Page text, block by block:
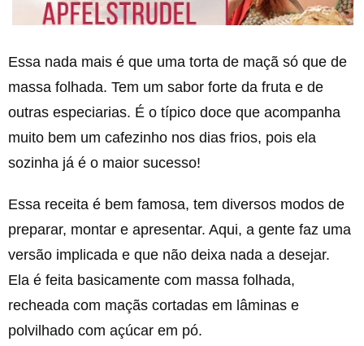
Essa nada mais é que uma torta de maçã só que de
massa folhada. Tem um sabor forte da fruta e de
outras especiarias. É o típico doce que acompanha
muito bem um cafezinho nos dias frios, pois ela
sozinha já é o maior sucesso!
Essa receita é bem famosa, tem diversos modos de
preparar, montar e apresentar. Aqui, a gente faz uma
versão implicada e que não deixa nada a desejar.
Ela é feita basicamente com massa folhada,
recheada com maçãs cortadas em lâminas e
polvilhado com açúcar em pó.